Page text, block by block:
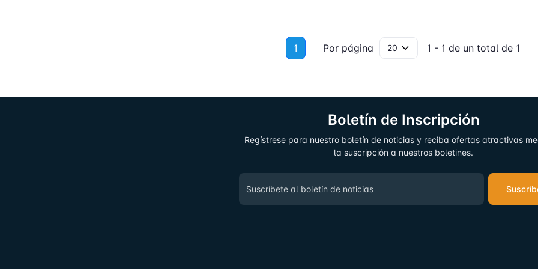
1 Por página 1 - 1 de un total de 1
Boletín de Inscripción
Regístrese para nuestro boletín de noticias y reciba ofertas atractivas
la suscripción a nuestros boletines.